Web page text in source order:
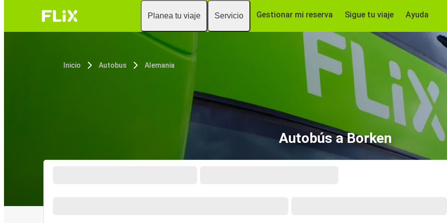
Planea tu viaje Servicio Gestionar mi reserva Sigue tu viaje Ayuda
Inicio Autobus Alemania
Autobús a Borken